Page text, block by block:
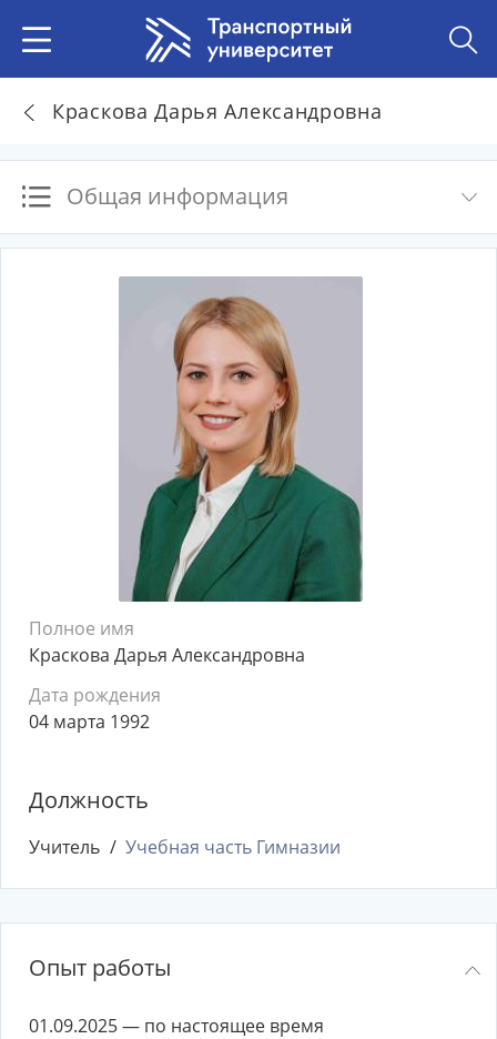
Краскова Дарья Александровна
Общая информация
Полное имя
Краскова Дарья Александровна
Дата рождения
04 марта 1992
Должность
Учитель Учебная часть Гимназии
Опыт работы
01.09.2025 — по настоящее время